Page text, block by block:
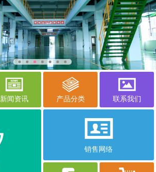
新闻资讯 产品分类 联系我们
销售网络